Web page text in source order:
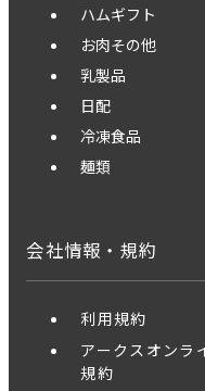
ハムギフト
お肉その他
乳製品
日配
冷凍食品
麺類
会社情報・規約
利用規約
アークスオンラ
規約